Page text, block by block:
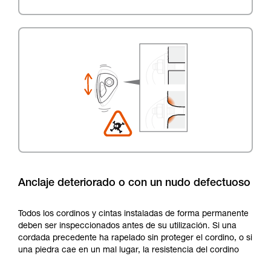
Anclaje deteriorado o con un nudo defectuoso
Todos los cordinos y cintas instaladas de forma permanente
deben ser inspeccionados antes de su utilización. Si una
cordada precedente ha rapelado sin proteger el cordino, o si
una piedra cae en un mal lugar, la resistencia del cordino